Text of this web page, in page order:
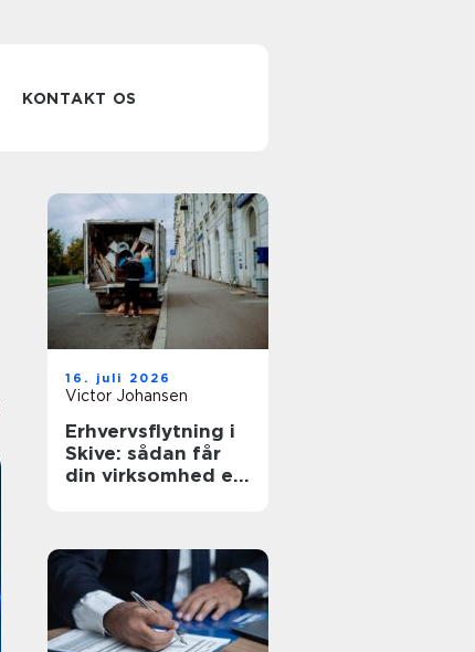
KONTAKT OS
16. juli 2026
Victor Johansen
Erhvervsflytning i
Skive: sådan får
din virksomhed en